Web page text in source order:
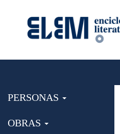
PERSONAS
OBRAS